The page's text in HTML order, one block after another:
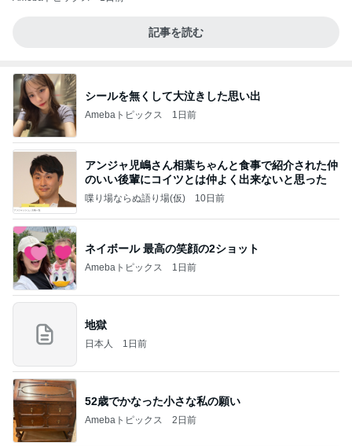
記事を読む
シールを無くして大泣きした思い出
Amebaトピックス 1日前
アンジャ児嶋さん相葉ちゃんと食事で紹介された仲
のいい後輩にコイツとは仲よく出来ないと思った
喋り場ならぬ語り場(仮) 10日前
ネイボール 最高の笑顔の2ショット
Amebaトピックス 1日前
地獄
日本人 1日前
52歳でかなった小さな私の願い
Amebaトピックス 2日前